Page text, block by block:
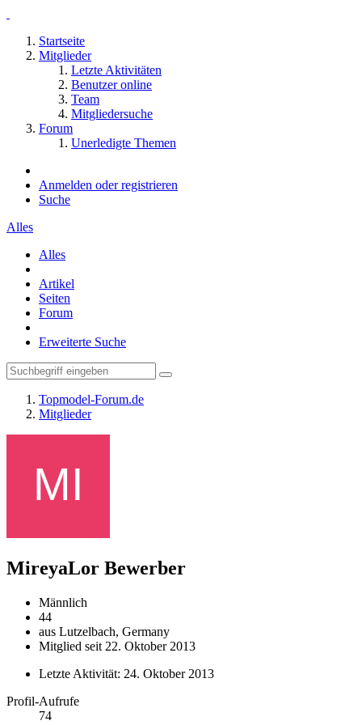
Startseite
Mitglieder
Letzte Aktivitäten
Benutzer online
Team
Mitgliedersuche
Forum
Unerledigte Themen
Anmelden oder registrieren
Suche
Alles
Alles
Artikel
Seiten
Forum
Erweiterte Suche
Topmodel-Forum.de
Mitglieder
MireyaLor Bewerber
Männlich
44
aus Lutzelbach, Germany
Mitglied seit 22. Oktober 2013
Letzte Aktivität: 24. Oktober 2013
Profil-Aufrufe
74